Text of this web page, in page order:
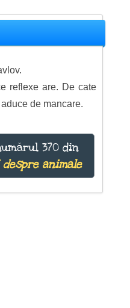
reflexe are. De cate
de mancare.
370 din
animale